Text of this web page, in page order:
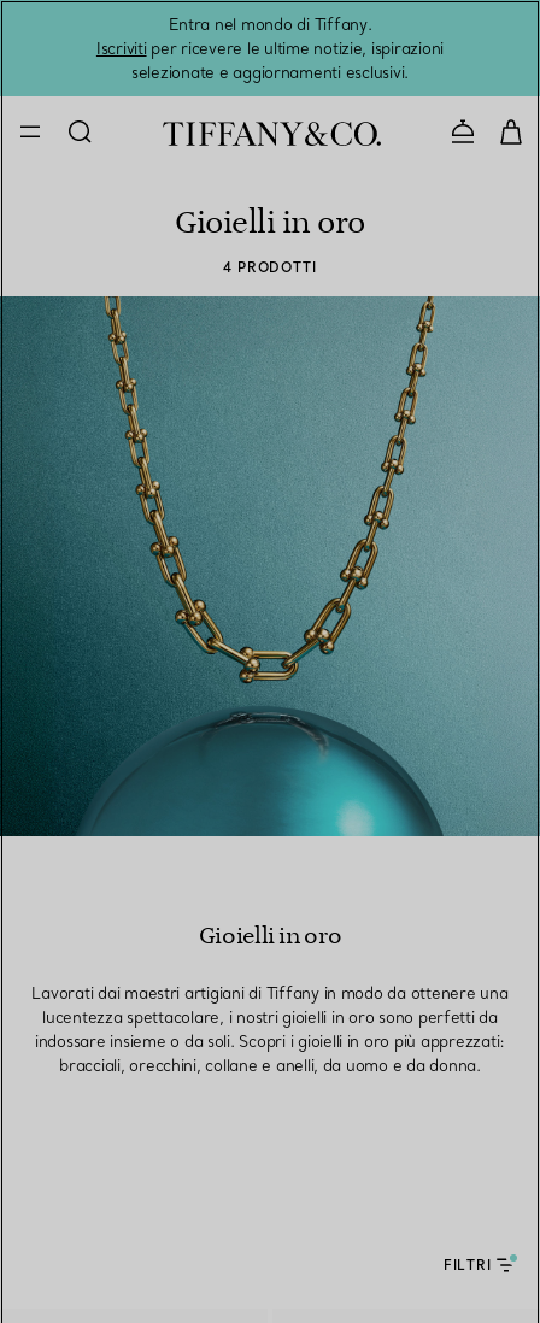
Entra nel mondo di Tiffany.
Iscrivitiper ricevere le ultime notizie, ispirazioni
selezionate e aggiornamenti esclusivi.
Gioielli in oro
4 PRODOTTI
Gioielli in oro
Lavorati dai maestri artigiani di Tiffany in modo da ottenere una
lucentezza spettacolare, i nostri gioielli in oro sono perfetti da
indossare insieme o da soli. Scopri i gioielli in oro più apprezzati:
bracciali, orecchini, collane e anelli, da uomo e da donna.
FILTRI